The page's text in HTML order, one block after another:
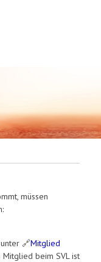
müssen
🔗Mitglied
beim SVL ist